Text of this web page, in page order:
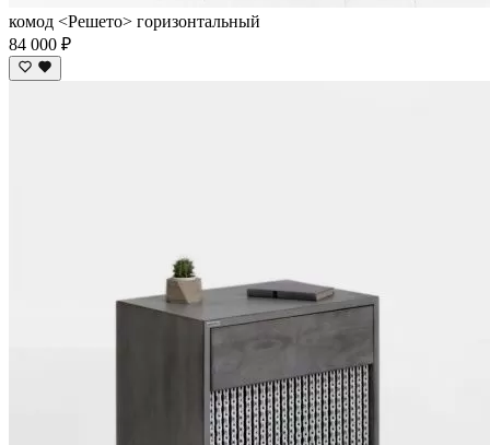
комод <Решето> горизонтальный
84 000 ₽